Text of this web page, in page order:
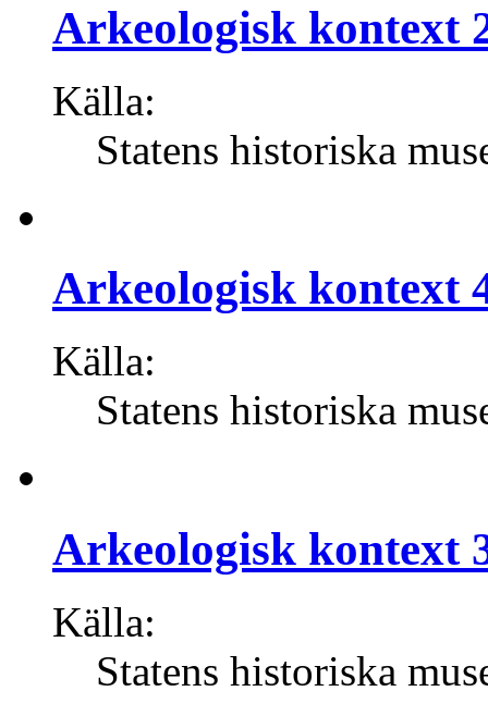
Arkeologisk kontext
Källa:
Statens historiska
Arkeologisk kontext
Källa:
Statens historiska
Arkeologisk kontext
Källa:
Statens historiska